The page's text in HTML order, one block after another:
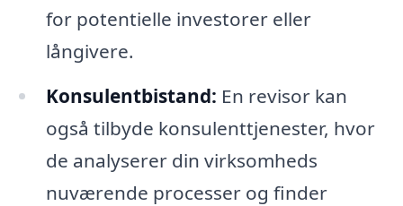
for potentielle investorer eller
långivere.
Konsulentbistand: En revisor kan
også tilbyde konsulenttjenester, hvor
de analyserer din virksomheds
nuværende processer og finder